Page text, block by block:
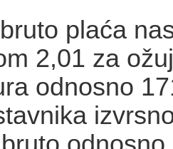
plaća
2,01 za
odnosno